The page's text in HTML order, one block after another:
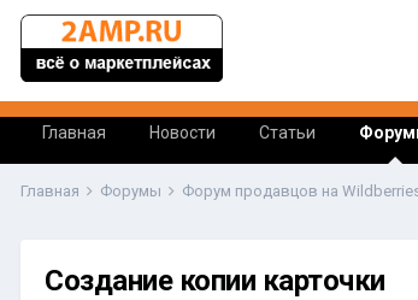
Главная Новости Статьи
Главная Форумы Форум продавцов на
Создание копии карточки